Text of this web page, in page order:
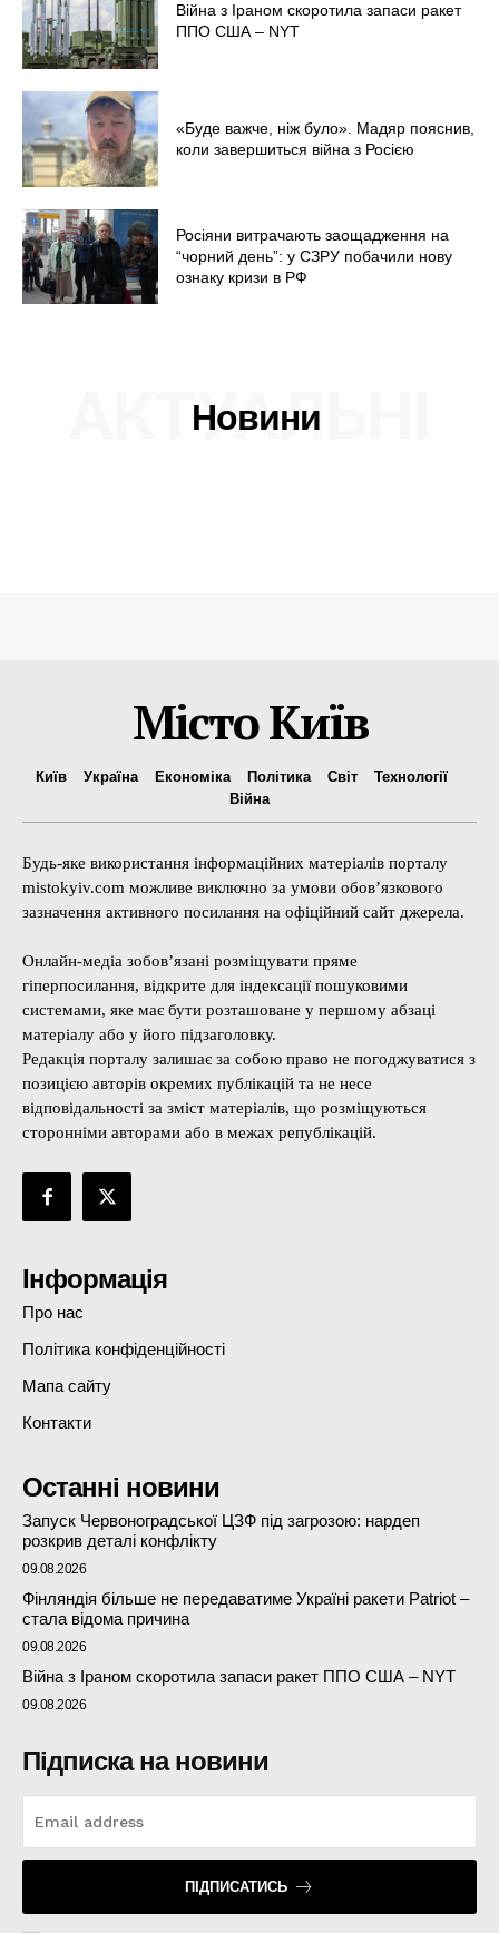
Війна з Іраном скоротила запаси ракет
ППО США – NYT
«Буде важче, ніж було». Мадяр пояснив,
коли завершиться війна з Росією
Росіяни витрачають заощадження на
“чорний день”: у СЗРУ побачили нову
ознаку кризи в РФ
Новини
АКТУАЛЬНІ
Місто Київ
Київ Україна Економіка Політика Світ
Технології
Війна
Будь-яке використання інформаційних матеріалів порталу
mistokyiv.com можливе виключно за умови обов’язкового
зазначення активного посилання на офіційний сайт джерела.
Онлайн-медіа зобов’язані розміщувати пряме
гіперпосилання, відкрите для індексації пошуковими
системами, яке має бути розташоване у першому абзаці
матеріалу або у його підзаголовку.
Редакція порталу залишає за собою право не погоджуватися з
позицією авторів окремих публікацій та не несе
відповідальності за зміст матеріалів, що розміщуються
сторонніми авторами або в межах републікацій.
Інформація
Про нас
Політика конфіденційності
Мапа сайту
Контакти
Останні новини
Запуск Червоноградської ЦЗФ під загрозою: нардеп
розкрив деталі конфлікту
09.08.2026
Фінляндія більше не передаватиме Україні ракети Patriot –
стала відома причина
09.08.2026
Війна з Іраном скоротила запаси ракет ППО США – NYT
09.08.2026
Підписка на новини
ПІДПИСАТИСЬ